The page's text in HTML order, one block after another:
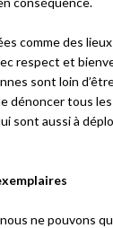
comme des
respect et
sont loin
dénoncer tous
sont aussi à
ne pouvons